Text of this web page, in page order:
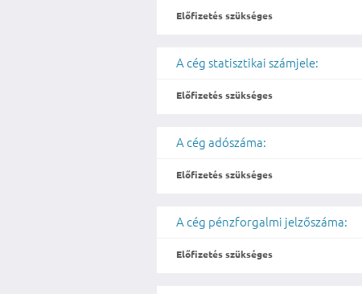
Előfizetés szükséges
A cég statisztikai számjele:
Előfizetés szükséges
A cég adószáma:
Előfizetés szükséges
A cég pénzforgalmi jelzőszáma:
Előfizetés szükséges